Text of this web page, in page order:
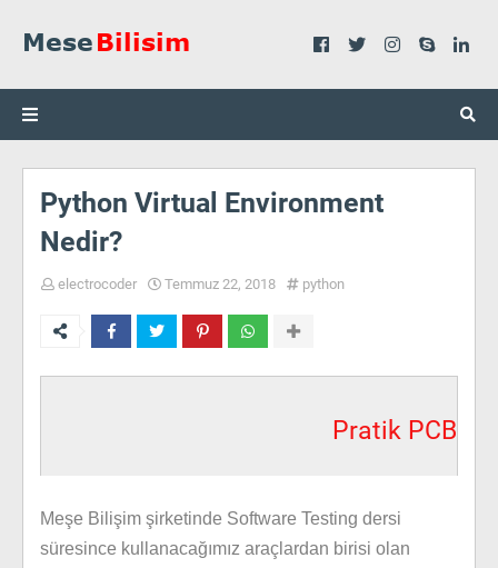
Python Virtual Environment
Nedir?
electrocoder Temmuz 22, 2018 python
Pratik PCB
Meşe Bilişim şirketinde Software Testing dersi
süresince kullanacağımız araçlardan birisi olan